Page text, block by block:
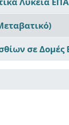
σε Δομές